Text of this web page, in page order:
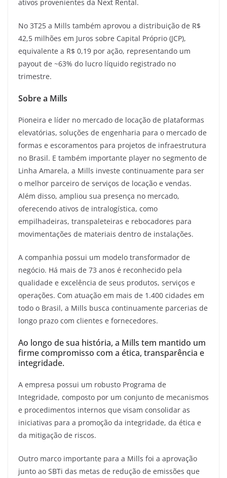
ativos provenientes da Next Rental.
No 3T25 a Mills também aprovou a distribuição de R$
42,5 milhões em Juros sobre Capital Próprio (JCP),
equivalente a R$ 0,19 por ação, representando um
payout de ~63% do lucro líquido registrado no
trimestre.
Sobre a Mills
Pioneira e líder no mercado de locação de plataformas
elevatórias, soluções de engenharia para o mercado de
formas e escoramentos para projetos de infraestrutura
no Brasil. E também importante player no segmento de
Linha Amarela, a Mills investe continuamente para ser
o melhor parceiro de serviços de locação e vendas.
Além disso, ampliou sua presença no mercado,
oferecendo ativos de intralogística, como
empilhadeiras, transpaleteiras e rebocadores para
movimentações de materiais dentro de instalações.
A companhia possui um modelo transformador de
negócio. Há mais de 73 anos é reconhecido pela
qualidade e excelência de seus produtos, serviços e
operações. Com atuação em mais de 1.400 cidades em
todo o Brasil, a Mills busca continuamente parcerias de
longo prazo com clientes e fornecedores.
Ao longo de sua história, a Mills tem mantido um
firme compromisso com a ética, transparência e
integridade.
A empresa possui um robusto Programa de
Integridade, composto por um conjunto de mecanismos
e procedimentos internos que visam consolidar as
iniciativas para a promoção da integridade, da ética e
da mitigação de riscos.
Outro marco importante para a Mills foi a aprovação
junto ao SBTi das metas de redução de emissões que